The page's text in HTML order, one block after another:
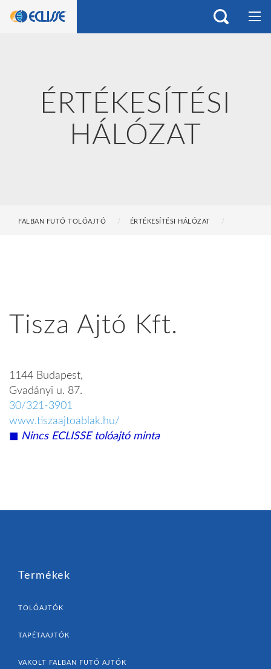
ÉRTÉKESÍTÉSI
HÁLÓZAT
FALBAN FUTÓ TOLÓAJTÓ ÉRTÉKESÍTÉSI HÁLÓZAT
Tisza Ajtó Kft.
1144 Budapest,
Gvadányi u. 87.
30/321-3901
www.tiszaajtoablak.hu/
◼︎ Nincs ECLISSE tolóajtó minta
Termékek
TOLÓAJTÓK
TAPÉTAAJTÓK
VAKOLT FALBAN FUTÓ AJTÓK